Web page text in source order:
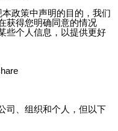
本政策中声明的目的，我们
获得您明确同意的情况
些个人信息，以提供更好
司、组织和个人，但以下